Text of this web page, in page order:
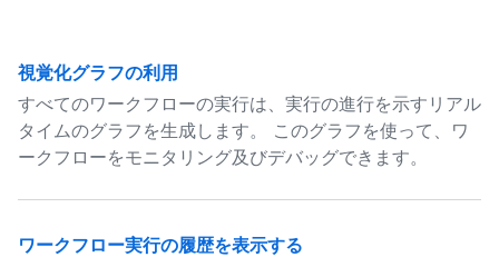
視覚化グラフの利用
すべてのワークフローの実行は、実行の進行を示すリアル
タイムのグラフを生成します。 このグラフを使って、ワ
ークフローをモニタリング及びデバッグできます。
ワークフロー実行の履歴を表示する